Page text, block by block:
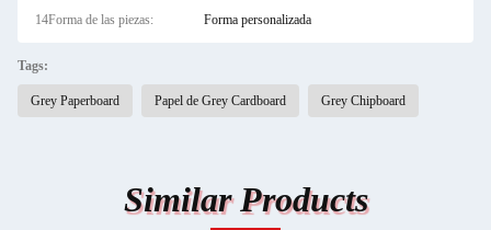
14Forma de las piezas: Forma personalizada
Tags:
Grey Paperboard Papel de Grey Cardboard Grey Chipboard
Similar Products